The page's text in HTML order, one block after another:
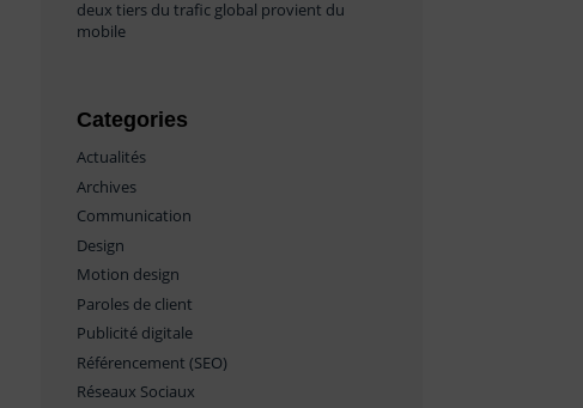
deux tiers du trafic global provient du
mobile
Categories
Actualités
Archives
Communication
Design
Motion design
Paroles de client
Publicité digitale
Référencement (SEO)
Réseaux Sociaux